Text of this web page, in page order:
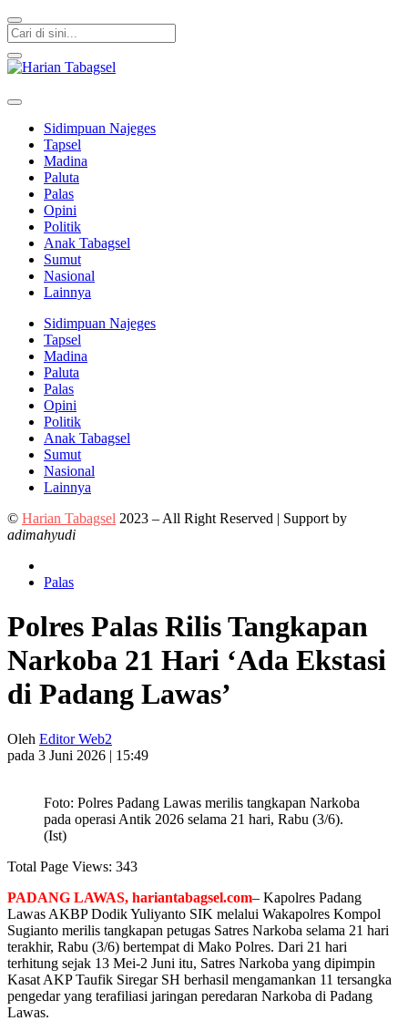
Sidimpuan Najeges
Tapsel
Madina
Paluta
Palas
Opini
Politik
Anak Tabagsel
Sumut
Nasional
Lainnya
Sidimpuan Najeges
Tapsel
Madina
Paluta
Palas
Opini
Politik
Anak Tabagsel
Sumut
Nasional
Lainnya
© Harian Tabagsel 2023 – All Right Reserved | Support by
adimahyudi
Palas
Polres Palas Rilis Tangkapan
Narkoba 21 Hari ‘Ada Ekstasi
di Padang Lawas’
Oleh Editor Web2
pada 3 Juni 2026 | 15:49
Foto: Polres Padang Lawas merilis tangkapan Narkoba
pada operasi Antik 2026 selama 21 hari, Rabu (3/6).
(Ist)
Total Page Views: 343
PADANG LAWAS, hariantabagsel.com– Kapolres Padang
Lawas AKBP Dodik Yuliyanto SIK melalui Wakapolres Kompol
Sugianto merilis tangkapan petugas Satres Narkoba selama 21 hari
terakhir, Rabu (3/6) bertempat di Mako Polres. Dari 21 hari
terhitung sejak 13 Mei-2 Juni itu, Satres Narkoba yang dipimpin
Kasat AKP Taufik Siregar SH berhasil mengamankan 11 tersangka
pengedar yang terafiliasi jaringan peredaran Narkoba di Padang
Lawas.